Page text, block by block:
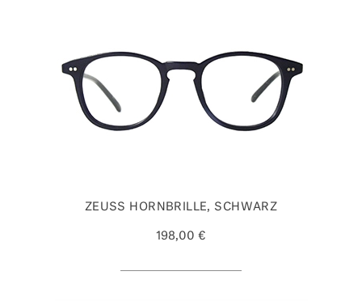
ZEUSS HORNBRILLE, SCHWARZ
198,00 €